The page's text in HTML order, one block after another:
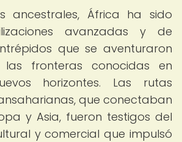
ancestrales, África ha sido
avanzadas y de
que se aventuraron
fronteras conocidas en
horizontes. Las rutas
que conectaban
y Asia, fueron testigos del
y comercial que impulsó